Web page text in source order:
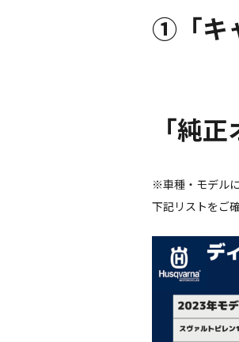
①「キ
「純
※車種・モデル
下記リストをご